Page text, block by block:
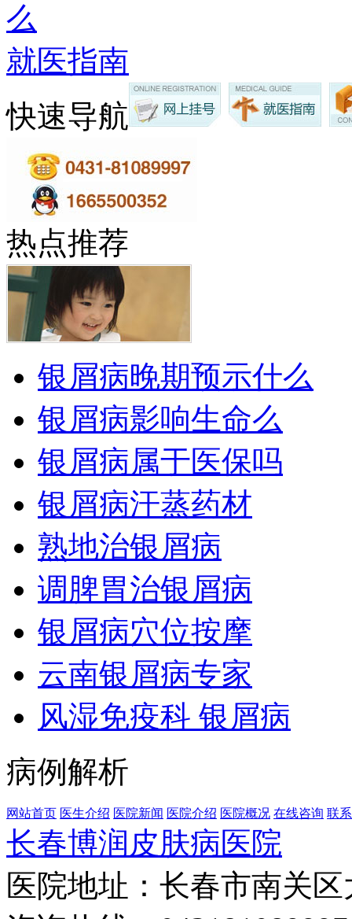
么
就医指南
快速导航
热点推荐
银屑病晚期预示什么
银屑病影响生命么
银屑病属于医保吗
银屑病汗蒸药材
熟地治银屑病
调脾胃治银屑病
银屑病穴位按摩
云南银屑病专家
风湿免疫科 银屑病
病例解析
网站首页 医生介绍 医院新闻 医院介绍 医院概况 在线咨询 联
长春博润皮肤病医院
医院地址：长春市南关